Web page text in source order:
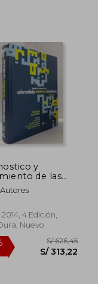
dcto. S/
y
de las
4 Edición,
Nuevo